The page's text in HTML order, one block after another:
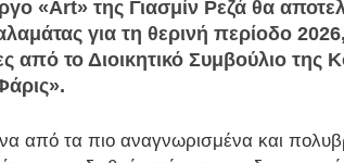
«Art» της Γιασμίν Ρεζά θα
για τη θερινή περίοδο
από το Διοικητικό Συμβούλιο
από τα πιο αναγνωρισμένα και